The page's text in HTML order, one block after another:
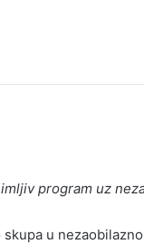
program uz
u